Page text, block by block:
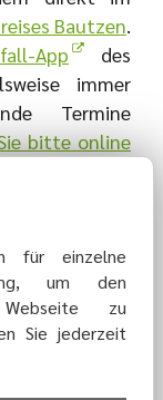
Bautzen.
App
des
immer
Termine
bitte online
für einzelne
um den
zu
Sie jederzeit